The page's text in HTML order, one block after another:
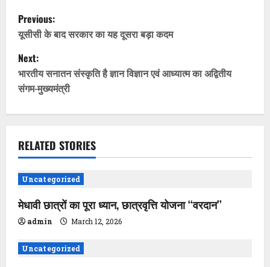
P
o
s
t
n
a
v
i
g
a
Previous:
यूसीसी के बाद सरकार का यह दूसरा बड़ा कदम
Next:
भारतीय सनातन संस्कृति है ज्ञान विज्ञान एवं आध्यात्म का अद्वितीय
संगम-मुख्यमंत्री
RELATED STORIES
Uncategorized
मेधावी छात्रों का पूरा ध्यान, छात्रवृत्ति योजना ‘‘वरदान’’
admin March 12, 2026
Uncategorized